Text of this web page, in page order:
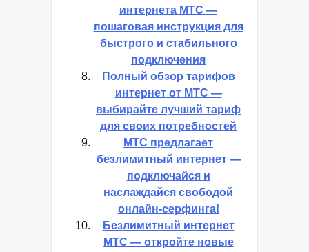
интернета МТС —
пошаговая инструкция для
быстрого и стабильного
подключения
Полный обзор тарифов
интернет от МТС —
выбирайте лучший тариф
для своих потребностей
МТС предлагает
безлимитный интернет —
подключайся и
наслаждайся свободой
онлайн-серфинга!
Безлимитный интернет
МТС — откройте новые